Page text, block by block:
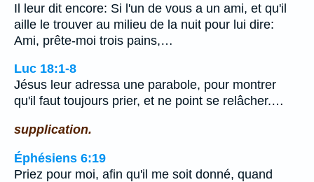
Il leur dit encore: Si l'un de vous a un ami, et qu'il
aille le trouver au milieu de la nuit pour lui dire:
Ami, prête-moi trois pains,…
Luc 18:1-8
Jésus leur adressa une parabole, pour montrer
qu'il faut toujours prier, et ne point se relâcher.…
supplication.
Éphésiens 6:19
Priez pour moi, afin qu'il me soit donné, quand